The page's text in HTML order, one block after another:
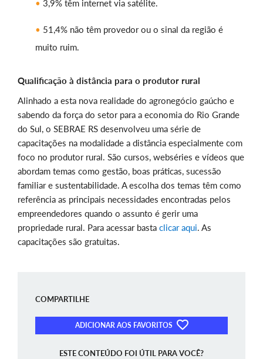
3,9% têm internet via satélite.
51,4% não têm provedor ou o sinal da região é
muito ruim.
Qualificação à distância para o produtor rural
Alinhado a esta nova realidade do agronegócio gaúcho e
sabendo da força do setor para a economia do Rio Grande
do Sul, o SEBRAE RS desenvolveu uma série de
capacitações na modalidade a distância especialmente com
foco no produtor rural. São cursos, webséries e vídeos que
abordam temas como gestão, boas práticas, sucessão
familiar e sustentabilidade. A escolha dos temas têm como
referência as principais necessidades encontradas pelos
empreendedores quando o assunto é gerir uma
propriedade rural. Para acessar basta clicar aqui. As
capacitações são gratuitas.
COMPARTILHE
ADICIONAR AOS FAVORITOS
ESTE CONTEÚDO FOI ÚTIL PARA VOCÊ?